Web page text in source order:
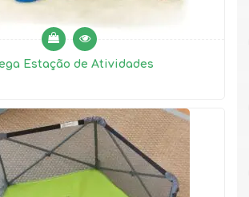
Estação de Atividades